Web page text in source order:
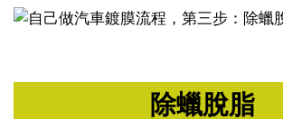
除蠟脫脂